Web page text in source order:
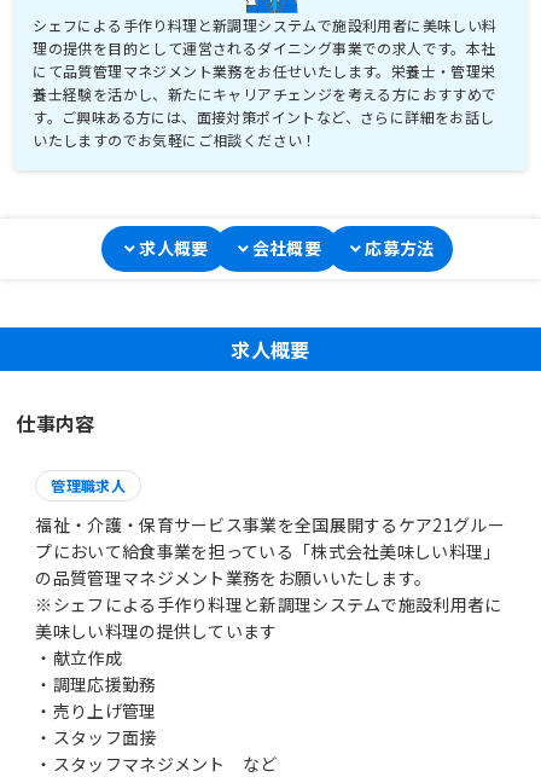
シェフによる手作り料理と新調理システムで施設利用者に美味しい料
理の提供を目的として運営されるダイニング事業での求人です。本社
にて品質管理マネジメント業務をお任せいたします。栄養士・管理栄
養士経験を活かし、新たにキャリアチェンジを考える方におすすめで
す。ご興味ある方には、面接対策ポイントなど、さらに詳細をお話し
いたしますのでお気軽にご相談ください！
求人概要 会社概要 応募方法
求人概要
仕事内容
管理職求人
福祉・介護・保育サービス事業を全国展開するケア21グルー
プにおいて給食事業を担っている「株式会社美味しい料理」
の品質管理マネジメント業務をお願いいたします。
※シェフによる手作り料理と新調理システムで施設利用者に
美味しい料理の提供しています
・献立作成
・調理応援勤務
・売り上げ管理
・スタッフ面接
・スタッフマネジメント など